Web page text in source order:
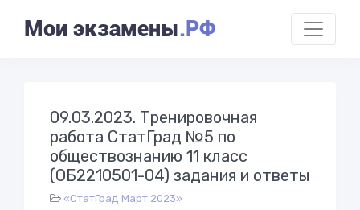
Мои экзамены.РФ
09.03.2023. Тренировочная
работа СтатГрад №5 по
обществознанию 11 класс
(ОБ2210501-04) задания и ответы
«СтатГрад Март 2023»